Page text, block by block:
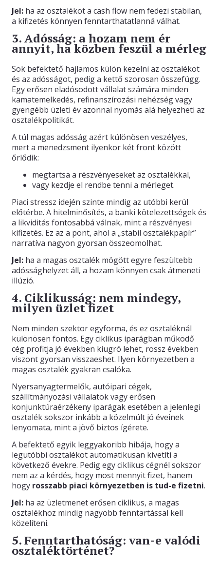
Jel: ha az osztalékot a cash flow nem fedezi stabilan,
a kifizetés könnyen fenntarthatatlanná válhat.
3. Adósság: a hozam nem ér
annyit, ha közben feszül a mérleg
Sok befektető hajlamos külön kezelni az osztalékot
és az adósságot, pedig a kettő szorosan összefügg.
Egy erősen eladósodott vállalat számára minden
kamatemelkedés, refinanszírozási nehézség vagy
gyengébb üzleti év azonnal nyomás alá helyezheti az
osztalékpolitikát.
A túl magas adósság azért különösen veszélyes,
mert a menedzsment ilyenkor két front között
őrlődik:
megtartsa a részvényeseket az osztalékkal,
vagy kezdje el rendbe tenni a mérleget.
Piaci stressz idején szinte mindig az utóbbi kerül
előtérbe. A hitelminősítés, a banki kötelezettségek és
a likviditás fontosabbá válnak, mint a részvényesi
kifizetés. Ez az a pont, ahol a „stabil osztalékpapír”
narratíva nagyon gyorsan összeomolhat.
Jel: ha a magas osztalék mögött egyre feszültebb
adóssághelyzet áll, a hozam könnyen csak átmeneti
illúzió.
4. Ciklikusság: nem mindegy,
milyen üzlet fizet
Nem minden szektor egyforma, és ez osztaléknál
különösen fontos. Egy ciklikus iparágban működő
cég profitja jó években kiugró lehet, rossz években
viszont gyorsan visszaeshet. Ilyen környezetben a
magas osztalék gyakran csalóka.
Nyersanyagtermelők, autóipari cégek,
szállítmányozási vállalatok vagy erősen
konjunktúraérzékeny iparágak esetében a jelenlegi
osztalék sokszor inkább a közelmúlt jó éveinek
lenyomata, mint a jövő biztos ígérete.
A befektető egyik leggyakoribb hibája, hogy a
legutóbbi osztalékot automatikusan kivetíti a
következő évekre. Pedig egy ciklikus cégnél sokszor
nem az a kérdés, hogy most mennyit fizet, hanem
hogy rosszabb piaci környezetben is tud-e fizetni.
Jel: ha az üzletmenet erősen ciklikus, a magas
osztalékhoz mindig nagyobb fenntartással kell
közelíteni.
5. Fenntarthatóság: van-e valódi
osztaléktörténet?